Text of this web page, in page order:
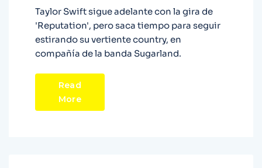
Taylor Swift sigue adelante con la gira de
'Reputation', pero saca tiempo para seguir
estirando su vertiente country, en
compañía de la banda Sugarland.
Read
More